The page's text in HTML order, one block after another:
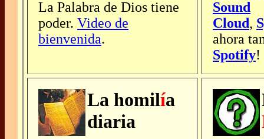
La Palabra de Dios tiene
poder. Video de
bienvenida.
Sound
Cloud,
ahora
Spotify!
La homilía
diaria